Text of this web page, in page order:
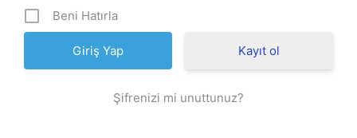
Beni Hatırla
Kayıt ol
Şifrenizi mi unuttunuz?
⭐ Popüler
🏛️ Tarihi 🌿 Doğa
⚡ Kısa